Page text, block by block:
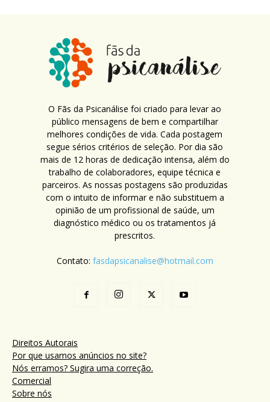
O Fãs da Psicanálise foi criado para levar ao
público mensagens de bem e compartilhar
melhores condições de vida. Cada postagem
segue sérios critérios de seleção. Por dia são
mais de 12 horas de dedicação intensa, além do
trabalho de colaboradores, equipe técnica e
parceiros. As nossas postagens são produzidas
com o intuito de informar e não substituem a
opinião de um profissional de saúde, um
diagnóstico médico ou os tratamentos já
prescritos.
Contato: fasdapsicanalise@hotmail.com
Direitos Autorais
Por que usamos anúncios no site?
Nós erramos? Sugira uma correção.
Comercial
Sobre nós